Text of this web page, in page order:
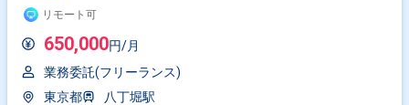
リモート可
650,000円/月
業務委託(フリーランス)
東京都
八丁堀駅